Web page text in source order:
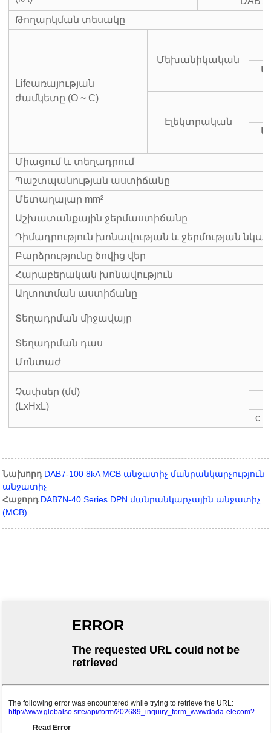
Թողարկման տեսակը
Lifeառայության
ժամկետը (O ~ C)
Մեխանիկական
Էլեկտրական
Միացում և տեղադրում
Պաշտպանության աստիճանը
Մետաղալար mm²
Աշխատանքային ջերմաստիճանը
Դիմադրություն խոնավության և ջերմության
Բարձրությունը ծովից վեր
Հարաբերական խոնավություն
Աղտոտման աստիճանը
Տեղադրման միջավայր
Տեղադրման դաս
Մոնտաժ
Չափսեր (մմ)
(ԼxHxL)
c
Նախորդ DAB7-100 8kA MCB անջատիչ մանրանկարչություն
անջատիչ
Հաջորդ DAB7N-40 Series DPN մանրանկարչային անջատիչ
(MCB)